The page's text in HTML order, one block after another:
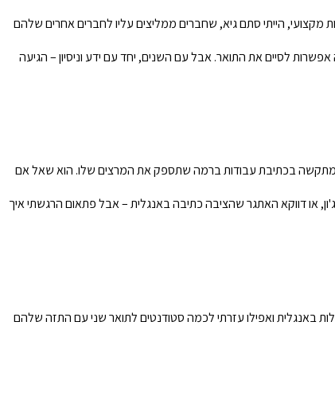
מקצועי, הייתי סתם גיא, שחברים ממליצים עליו לחברים אחרים שלהם
לסיים את התואר. אבל עם השנים, יחד עם ידע וניסיון – הגיעה
מתקשה בכתיבת עבודות ברמה שתספק את המרצים שלו. הוא שאל אם
או דווקא האתגר שהציבה כתיבה באנגלית – אבל פתאום הרגשתי איך
באנגלית ואפילו עזרתי לכמה סטודנטים לתואר שני עם התזה שלהם